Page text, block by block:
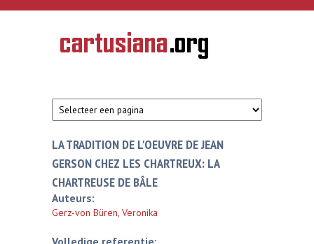
Overslaan en naar de inhoud gaan
CARTUSIANA
Geschiedenis
van de
LA TRADITION DE L'OEUVRE DE JEAN
GERSON CHEZ LES CHARTREUX: LA
CHARTREUSE DE BÂLE
Auteurs:
Gerz-von Büren, Veronika
Volledige referentie: